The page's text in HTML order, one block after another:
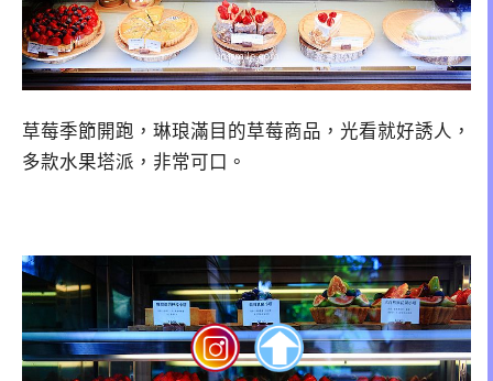
草莓季節開跑，琳琅滿目的草莓商品，光看就好誘人，
多款水果塔派，非常可口。